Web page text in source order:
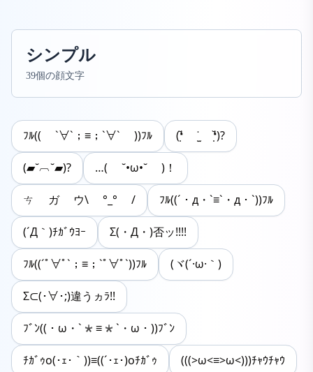
シンプル
39個の顔文字
ﾌﾙ(( `∀`；≡；`∀` ))ﾌﾙ (❛̣̆ ˙̫ ❛̣̆)?
(▰˘︹˘▰)? …( ˘•ω•˘ )！
ㄘ ガ ウ\ °_° / ﾌﾙ((´・д・`≡`・д・`))ﾌﾙ
(´Д｀)ﾁｶﾞｳﾖｰ Σ(・Д・)否ッ!!!!
ﾌﾙ((´ﾟ∀ﾟ`；≡；`ﾟ∀ﾟ`))ﾌﾙ (ヾ(´·ω·｀)
Σ⊂(･∀･;)違うヵﾗ!!
ﾌﾞﾝ((・ω・`*≡*`・ω・))ﾌﾞﾝ
ﾁｶﾞｩo(･ｪ･｀))≡((´･ｪ･)oﾁｶﾞｩ (((>ω<≡>ω<)))ﾁｬｳﾁｬｳ